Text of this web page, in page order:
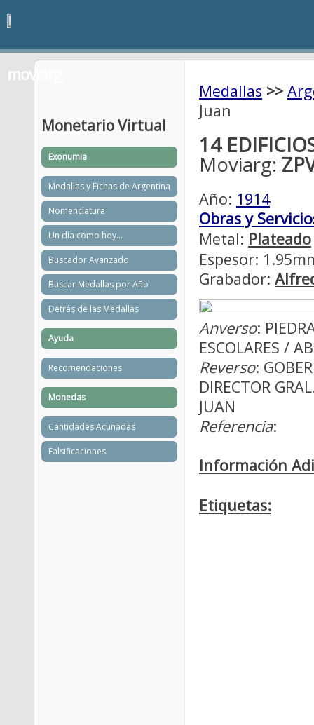
moviarg
Medallas >>
Juan
14
Moviarg:
Año: 1914
Obras y
Metal: Plateado
Espesor:
Grabador:
Anverso:
ESCOLARES /
Reverso:
DIRECTOR
JUAN
Referencia:
Información
Etiquetas:
Monetario Virtual
Exonumia
Medallas y Fichas de Argentina
Nomenclatura
Un día como hoy...
Buscador Avanzado
Buscar Medallas por Año
Detrás de las Medallas
Ayuda
Recomendaciones
Monedas
Cantidades Acuñadas
Falsificaciones